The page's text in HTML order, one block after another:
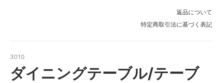
返品について
特定商取引法に基づく表記
3010
ダイニングテーブル/テーブ